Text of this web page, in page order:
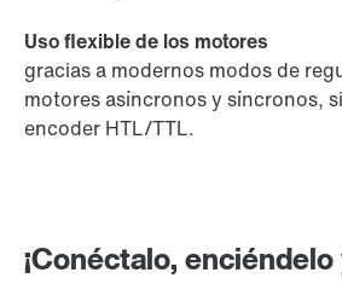
¡Conéctalo, enciéndelo
Uso flexible de los motores
gracias a modernos modos de
motores asíncronos y síncronos,
encoder HTL/TTL.